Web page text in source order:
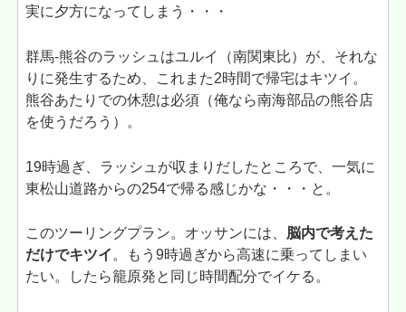
実に夕方になってしまう・・・
群馬-熊谷のラッシュはユルイ（南関東比）が、それな
りに発生するため、これまた2時間で帰宅はキツイ。
熊谷あたりでの休憩は必須（俺なら南海部品の熊谷店
を使うだろう）。
19時過ぎ、ラッシュが収まりだしたところで、一気に
東松山道路からの254で帰る感じかな・・・と。
このツーリングプラン。オッサンには、 脳内で考えた
だけでキツイ 。もう9時過ぎから高速に乗ってしまい
たい。したら籠原発と同じ時間配分でイケる。